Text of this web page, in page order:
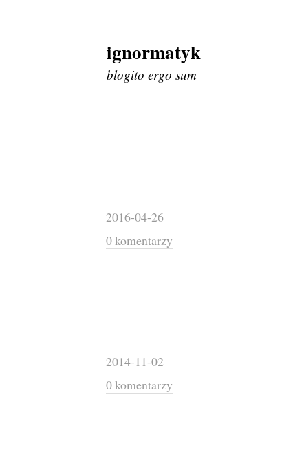
Skip
to
content
ignormatyk
blogito ergo sum
2016-04-26
0 komentarzy
2014-11-02
0 komentarzy